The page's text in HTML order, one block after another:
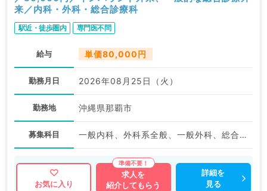
来／内科・外科・総合診療科
駅近・徒歩圏内 専門医不問
給与 単価80,000円
勤務月日 2026年08月25日（火）
勤務地 沖縄県那覇市
募集科目 一般内科、外科系全般、一般外科、総合診療科
お気に入り
求人を
紹介してもらう
詳細を
見る